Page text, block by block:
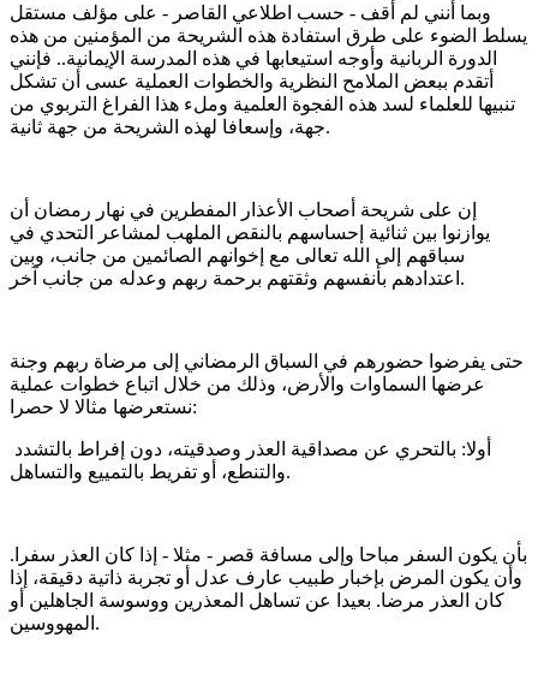
وبما أنني لم أقف - حسب اطلاعي القاصر - على مؤلف مستقل
يسلط الضوء على طرق استفادة هذه الشريحة من المؤمنين من هذه
الدورة الربانية وأوجه استيعابها في هذه المدرسة الإيمانية.. فإنني
أتقدم ببعض الملامح النظرية والخطوات العملية عسى أن تشكل
تنبيها للعلماء لسد هذه الفجوة العلمية وملء هذا الفراغ التربوي من
جهة، وإسعافا لهذه الشريحة من جهة ثانية.
إن على شريحة أصحاب الأعذار المفطرين في نهار رمضان أن
يوازنوا بين ثنائية إحساسهم بالنقص الملهب لمشاعر التحدي في
سباقهم إلى الله تعالى مع إخوانهم الصائمين من جانب، وبين
اعتدادهم بأنفسهم وثقتهم برحمة ربهم وعدله من جانب آخر.
حتى يفرضوا حضورهم في السباق الرمضاني إلى مرضاة ربهم وجنة
عرضها السماوات والأرض، وذلك من خلال اتباع خطوات عملية
نستعرضها مثالا لا حصرا:
والتنطع، أو تفريط بالتمييع والتساهل.
بأن يكون السفر مباحا وإلى مسافة قصر - مثلا - إذا كان العذر سفرا.
وأن يكون المرض بإخبار طبيب عارف عدل أو تجربة ذاتية دقيقة، إذا
كان العذر مرضا. بعيدا عن تساهل المعذرين ووسوسة الجاهلين أو
المهووسين.